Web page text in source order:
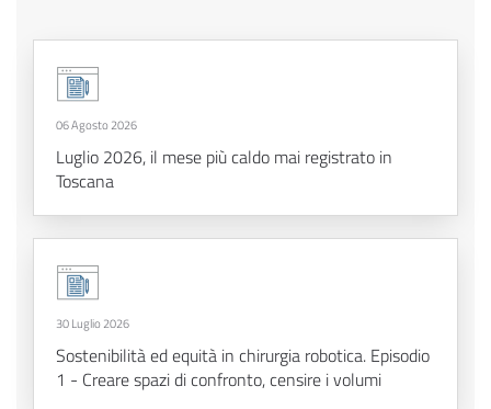
06 Agosto 2026
Luglio 2026, il mese più caldo mai registrato in
Toscana
30 Luglio 2026
Sostenibilità ed equità in chirurgia robotica. Episodio
1 - Creare spazi di confronto, censire i volumi